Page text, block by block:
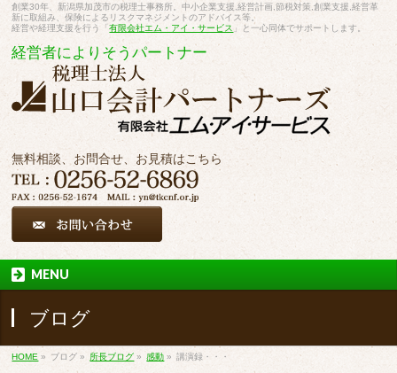
創業30年、新潟県加茂市の税理士事務所。中小企業支援,経営計画,節税対策,創業支援,経営革
新に取組み、保険によるリスクマネジメントのアドバイス等。
経営や経理支援を行う「有限会社エム・アイ・サービス 」と一心同体でサポートします。
経営者によりそうパートナー
無料相談、お問合せ、お見積はこちら
MENU
ブログ
HOME » ブログ » 所長ブログ » 感動 » 講演録・・・